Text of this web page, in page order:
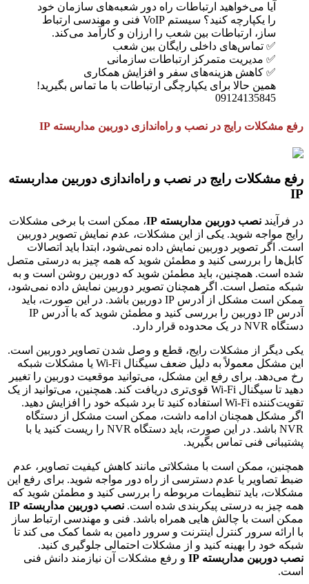
آیا می‌خواهید ارتباطات راه دور شعبه‌های سازمان خود
را یکپارچه کنید؟ سیستم VoIP فنی و مهندسی ارتباط
ساز، ارتباطات بین شعب را ارزان و کارآمد می‌کند.
✅ تماس‌های داخلی رایگان بین شعب
✅ مدیریت متمرکز ارتباطات سازمانی
✅ کاهش هزینه‌های سفر و افزایش همکاری
همین حالا برای یکپارچگی ارتباطات با ما تماس بگیرید!
09124135845
رفع مشکلات رایج در نصب و راه‌اندازی دوربین مداربسته IP
رفع مشکلات رایج در نصب و راه‌اندازی دوربین مداربسته
IP
در فرآیند نصب دوربین مداربسته IP
، ممکن است با برخی مشکلات
رایج مواجه شوید. یکی از این مشکلات، عدم نمایش تصویر دوربین
است. اگر تصویر دوربین نمایش داده نمی‌شود، ابتدا باید اتصالات
کابل‌ها را بررسی کنید و مطمئن شوید که همه چیز به درستی متصل
شده است. همچنین، باید مطمئن شوید که دوربین روشن است و به
شبکه متصل است. اگر همچنان تصویر دوربین نمایش داده نمی‌شود،
ممکن است مشکل از آدرس IP دوربین باشد. در این صورت، باید
آدرس IP دوربین را بررسی کنید و مطمئن شوید که با آدرس IP
دستگاه NVR در یک محدوده قرار دارد.
یکی دیگر از مشکلات رایج، قطع و وصل شدن تصاویر دوربین است.
این مشکل معمولاً به دلیل ضعف سیگنال Wi-Fi یا مشکلات شبکه
رخ می‌دهد. برای رفع این مشکل، می‌توانید موقعیت دوربین را تغییر
دهید تا سیگنال Wi-Fi قوی‌تری دریافت کند. همچنین، می‌توانید از یک
تقویت‌کننده Wi-Fi استفاده کنید تا برد شبکه خود را افزایش دهید.
اگر مشکل همچنان ادامه داشت، ممکن است مشکل از دستگاه
NVR باشد. در این صورت، باید دستگاه NVR را ریست کنید یا با
پشتیبانی فنی تماس بگیرید.
همچنین، ممکن است با مشکلاتی مانند کاهش کیفیت تصاویر، عدم
ضبط تصاویر یا عدم دسترسی از راه دور مواجه شوید. برای رفع این
مشکلات، باید تنظیمات مربوطه را بررسی کنید و مطمئن شوید که
همه چیز به درستی پیکربندی شده است. نصب دوربین مداربسته IP
ممکن است با چالش هایی همراه باشد. فنی و مهندسی ارتباط ساز
با ارائه سرور کنترل اینترنت و سرور دامین به شما کمک می کند تا
شبکه خود را بهینه کنید و از مشکلات احتمالی جلوگیری کنید.
نصب دوربین مداربسته IP
و رفع مشکلات آن نیازمند دانش فنی
است.